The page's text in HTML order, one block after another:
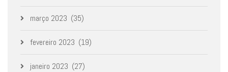
março 2023 (35)
fevereiro 2023 (19)
janeiro 2023 (27)